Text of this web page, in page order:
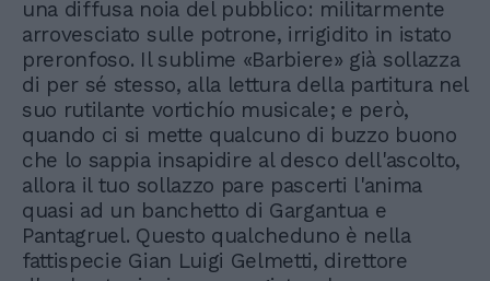
una diffusa noia del pubblico: militarmente
arrovesciato sulle potrone, irrigidito in istato
preronfoso. Il sublime «Barbiere» già sollazza
di per sé stesso, alla lettura della partitura nel
suo rutilante vortichío musicale; e però,
quando ci si mette qualcuno di buzzo buono
che lo sappia insapidire al desco dell'ascolto,
allora il tuo sollazzo pare pascerti l'anima
quasi ad un banchetto di Gargantua e
Pantagruel. Questo qualcheduno è nella
fattispecie Gian Luigi Gelmetti, direttore